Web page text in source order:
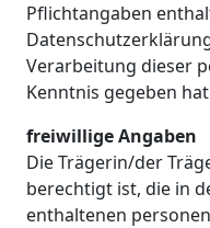
Pflichtangaben enthalten sind, die
Verarbeitung dieser
Kenntnis gegeben
freiwillige Angaben
Die Trägerin/der
berechtigt ist, die in
enthaltenen personenbezogenen Daten in die